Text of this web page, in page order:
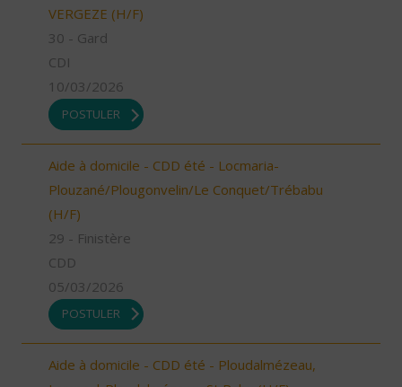
VERGEZE (H/F)
30 - Gard
CDI
10/03/2026
POSTULER
Aide à domicile - CDD été - Locmaria-
Plouzané/Plougonvelin/Le Conquet/Trébabu
(H/F)
29 - Finistère
CDD
05/03/2026
POSTULER
Aide à domicile - CDD été - Ploudalmézeau,